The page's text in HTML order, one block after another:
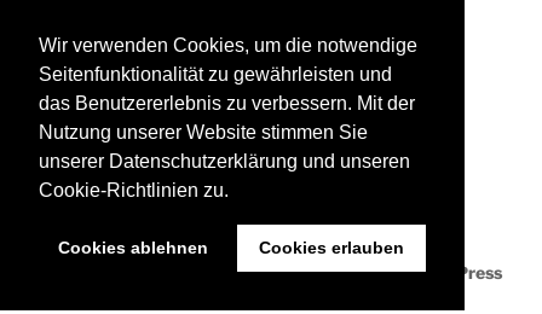
Wir verwenden Cookies, um die notwendige
Seitenfunktionalität zu gewährleisten und
das Benutzererlebnis zu verbessern. Mit der
Nutzung unserer Website stimmen Sie
unserer Datenschutzerklärung und unseren
Cookie-Richtlinien zu.
Cookies ablehnen Cookies erlauben
®PPS KOBLENZ
Programmierung und Gestaltung der Seite:
PPS KOBLENZ – Birgit Hoernchen
Stolz präsentiert von WordPress